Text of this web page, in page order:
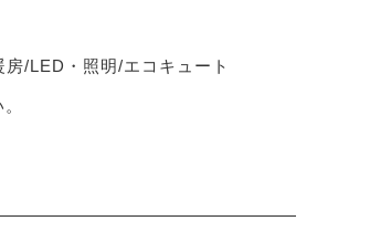
/LED・照明/エコキュート